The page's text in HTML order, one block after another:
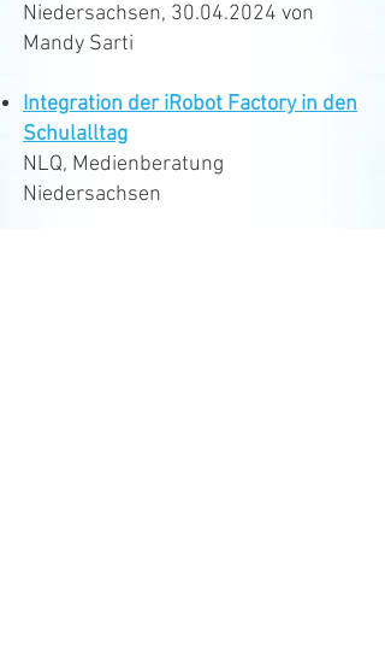
Niedersachsen, 30.04.2024 von
Mandy Sarti
Integration der iRobot Factory in den
Schulalltag
NLQ, Medienberatung
Niedersachsen